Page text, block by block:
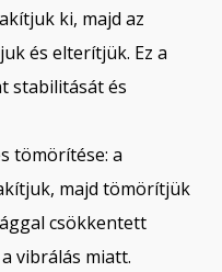
ki, majd az
és elterítjük. Ez a
stabilitását és
tömörítése: a
majd tömörítjük
csökkentett
vibrálás miatt.